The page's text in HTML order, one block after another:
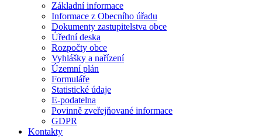
Základní informace
Informace z Obecního úřadu
Dokumenty zastupitelstva obce
Úřední deska
Rozpočty obce
Vyhlášky a nařízení
Územní plán
Formuláře
Statistické údaje
E-podatelna
Povinně zveřejňované informace
GDPR
Kontakty